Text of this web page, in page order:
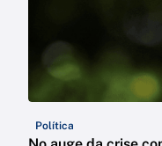
Política